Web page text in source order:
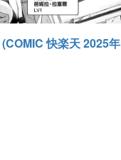
快楽天 2025年